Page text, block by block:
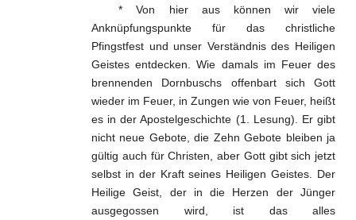
* Von hier aus können wir viele
Anknüpfungspunkte für das christliche
Pfingstfest und unser Verständnis des Heiligen
Geistes entdecken. Wie damals im Feuer des
brennenden Dornbuschs offenbart sich Gott
wieder im Feuer, in Zungen wie von Feuer, heißt
es in der Apostelgeschichte (1. Lesung). Er gibt
nicht neue Gebote, die Zehn Gebote bleiben ja
gültig auch für Christen, aber Gott gibt sich jetzt
selbst in der Kraft seines Heiligen Geistes. Der
Heilige Geist, der in die Herzen der Jünger
ausgegossen wird, ist das alles